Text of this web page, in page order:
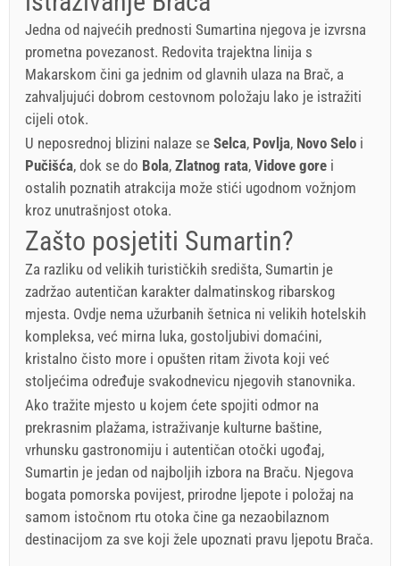
Jedna od najvećih prednosti Sumartina njegova je izvrsna
prometna povezanost. Redovita trajektna linija s
Makarskom čini ga jednim od glavnih ulaza na Brač, a
zahvaljujući dobrom cestovnom položaju lako je istražiti
cijeli otok.
U neposrednoj blizini nalaze se Selca, Povlja, Novo Selo i
Pučišća, dok se do Bola, Zlatnog rata, Vidove gore i
ostalih poznatih atrakcija može stići ugodnom vožnjom
kroz unutrašnjost otoka.
Zašto posjetiti Sumartin?
Za razliku od velikih turističkih središta, Sumartin je
zadržao autentičan karakter dalmatinskog ribarskog
mjesta. Ovdje nema užurbanih šetnica ni velikih hotelskih
kompleksa, već mirna luka, gostoljubivi domaćini,
kristalno čisto more i opušten ritam života koji već
stoljećima određuje svakodnevicu njegovih stanovnika.
Ako tražite mjesto u kojem ćete spojiti odmor na
prekrasnim plažama, istraživanje kulturne baštine,
vrhunsku gastronomiju i autentičan otočki ugođaj,
Sumartin je jedan od najboljih izbora na Braču. Njegova
bogata pomorska povijest, prirodne ljepote i položaj na
samom istočnom rtu otoka čine ga nezaobilaznom
destinacijom za sve koji žele upoznati pravu ljepotu Brača.